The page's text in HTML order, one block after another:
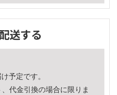
配送する
予定です。
代金引換の場合に限りま